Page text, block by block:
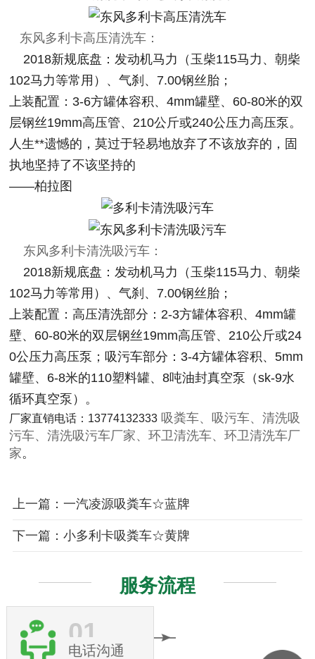
东风多利卡高压清洗车：
2018新规底盘：发动机马力（玉柴115马力、朝柴
102马力等常用）、气刹、7.00钢丝胎；
上装配置：3-6方罐体容积、4mm罐壁、60-80米的双
层钢丝19mm高压管、210公斤或240公压力高压泵。
人生**遗憾的，莫过于轻易地放弃了不该放弃的，固
执地坚持了不该坚持的
——柏拉图
东风多利卡清洗吸污车：
2018新规底盘：发动机马力（玉柴115马力、朝柴
102马力等常用）、气刹、7.00钢丝胎；
上装配置：高压清洗部分：2-3方罐体容积、4mm罐
壁、60-80米的双层钢丝19mm高压管、210公斤或24
0公压力高压泵；吸污车部分：3-4方罐体容积、5mm
罐壁、6-8米的110塑料罐、8吨油封真空泵（sk-9水
循环真空泵）。
厂家直销电话：13774132333 吸粪车、吸污车、清洗吸
污车、清洗吸污车厂家、环卫清洗车、环卫清洗车厂
家。
上一篇：一汽凌源吸粪车☆蓝牌
下一篇：小多利卡吸粪车☆黄牌
服务流程
01
电话沟通